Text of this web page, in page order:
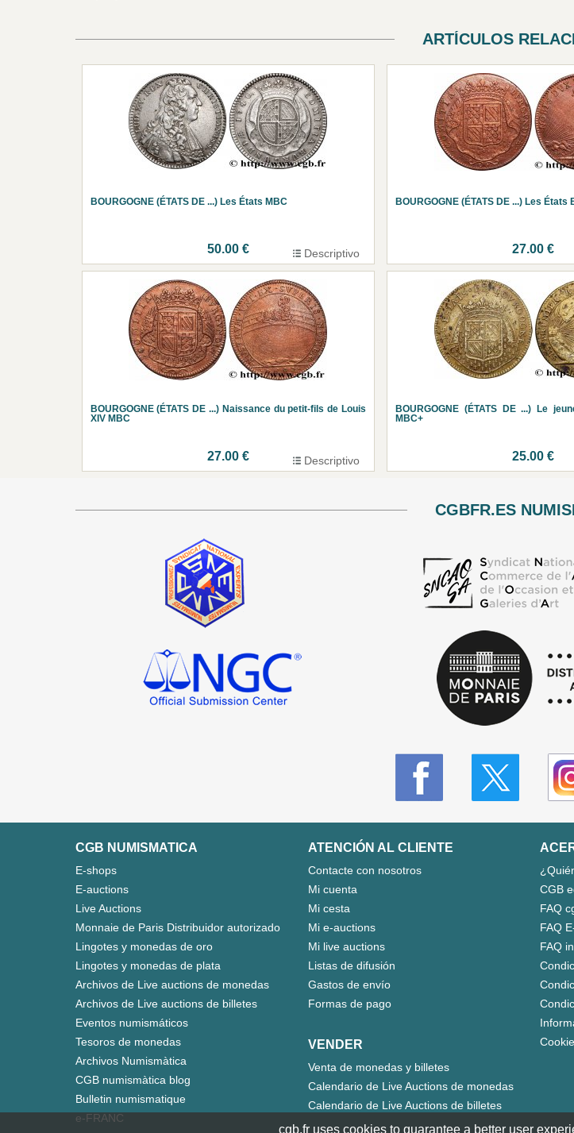
ARTÍCULOS
BOURGOGNE (ÉTATS DE ...) Les États MBC
50.00 € Descriptivo
BOURGOGNE (ÉTATS DE ...) Les États
27.00 €
BOURGOGNE (ÉTATS DE ...) Naissance du petit-fils de Louis
XIV MBC
27.00 € Descriptivo
BOURGOGNE (ÉTATS DE ...) Le
MBC+
25.00 €
CGBFR.ES
CGB NUMISMATICA
E-shops
E-auctions
Live Auctions
Monnaie de Paris Distribuidor autorizado
Lingotes y monedas de oro
Lingotes y monedas de plata
Archivos de Live auctions de monedas
Archivos de Live auctions de billetes
Eventos numismáticos
Tesoros de monedas
Archivos Numismàtica
CGB numismàtica blog
Bulletin numismatique
e-FRANC
ATENCIÓN AL CLIENTE
Contacte con nosotros
Mi cuenta
Mi cesta
Mi e-auctions
Mi live auctions
Listas de difusión
Gastos de envío
Formas de pago
VENDER
Venta de monedas y billetes
Calendario de Live Auctions de monedas
Calendario de Live Auctions de billetes
CGB
FAQ
FAQ
FAQ
cgb.fr uses cookies to guarantee a better user